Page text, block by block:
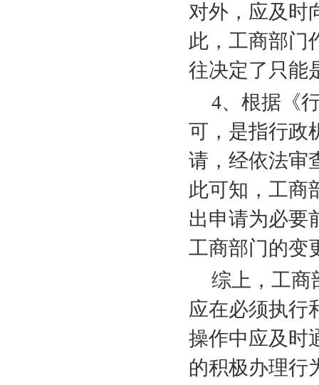
对外，应及时
此，工商部门
往决定了只能
4、根据《
可，是指行政
请，经依法审
此可知，工商
出申请为必要
工商部门的变
综上，工商
应在必须执行
操作中应及时
的积极办理行